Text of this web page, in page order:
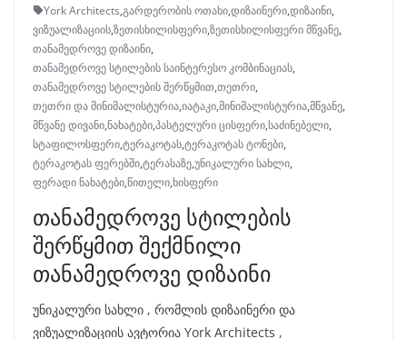
York Architects,გარდერობის ოთახი,დიზაინერი,დიზაინი,
ვიზუალიზაციის,ზეთისხილისფერი,ზეთისხილისფერი მწვანე,
თანამედროვე დიზაინი,
თანამედროვე სტილების საინტერესო კომბინაციას,
თანამედროვე სტილების შერწყმით,თეთრი,
თეთრი და მინიმალისტურია,იატაკი,მინიმალისტურია,მწვანე,
მწვანე დივანი,ნახატები,პასტელური ცისფერი,საძინებელი,
სტაფილოსფერი,ტერაკოტას,ტერაკოტას ტონები,
ტერაკოტას ფერებში,ტერასაზე,უნიკალური სახლი,
ფერადი ნახატები,წითელი,ხისფერი
თანამედროვე სტილების
შერწყმით შექმნილი
თანამედროვე დიზაინი
უნიკალური სახლი , რომლის დიზაინერი და
ვიზუალიზაციის ავტორია York Architects ,